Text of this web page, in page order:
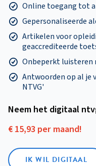
Online toegang tot
Gepersonaliseerde
Artikelen voor
geaccrediteerde
Onbeperkt luisteren
Antwoorden op al je
NTVG'
Neem het digitaal
€ 15,93 per maand!
IK WIL DIGITAAL